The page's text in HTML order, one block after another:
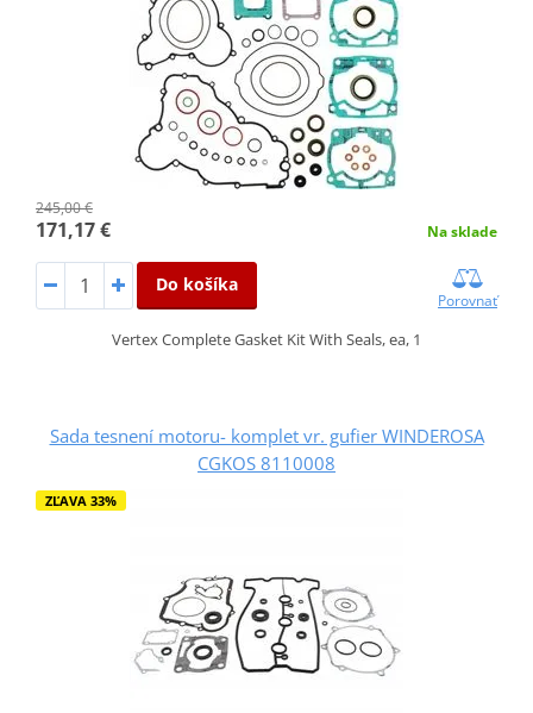
245,00 €
171,17 € Na sklade
Do košíka
Porovnať
Vertex Complete Gasket Kit With Seals, ea, 1
Sada tesnení motoru- komplet vr. gufier WINDEROSA
CGKOS 8110008
ZĽAVA 33%